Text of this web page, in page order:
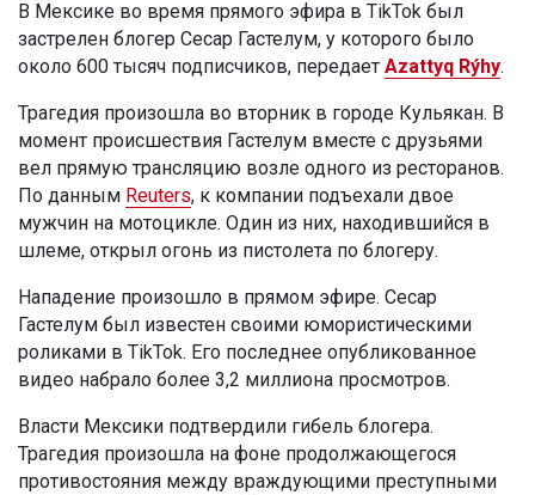
В Мексике во время прямого эфира в TikTok был
застрелен блогер Сесар Гастелум, у которого было
около 600 тысяч подписчиков, передает Azattyq Rýhy.
Трагедия произошла во вторник в городе Кульякан. В
момент происшествия Гастелум вместе с друзьями
вел прямую трансляцию возле одного из ресторанов.
По данным Reuters, к компании подъехали двое
мужчин на мотоцикле. Один из них, находившийся в
шлеме, открыл огонь из пистолета по блогеру.
Нападение произошло в прямом эфире. Сесар
Гастелум был известен своими юмористическими
роликами в TikTok. Его последнее опубликованное
видео набрало более 3,2 миллиона просмотров.
Власти Мексики подтвердили гибель блогера.
Трагедия произошла на фоне продолжающегося
противостояния между враждующими преступными